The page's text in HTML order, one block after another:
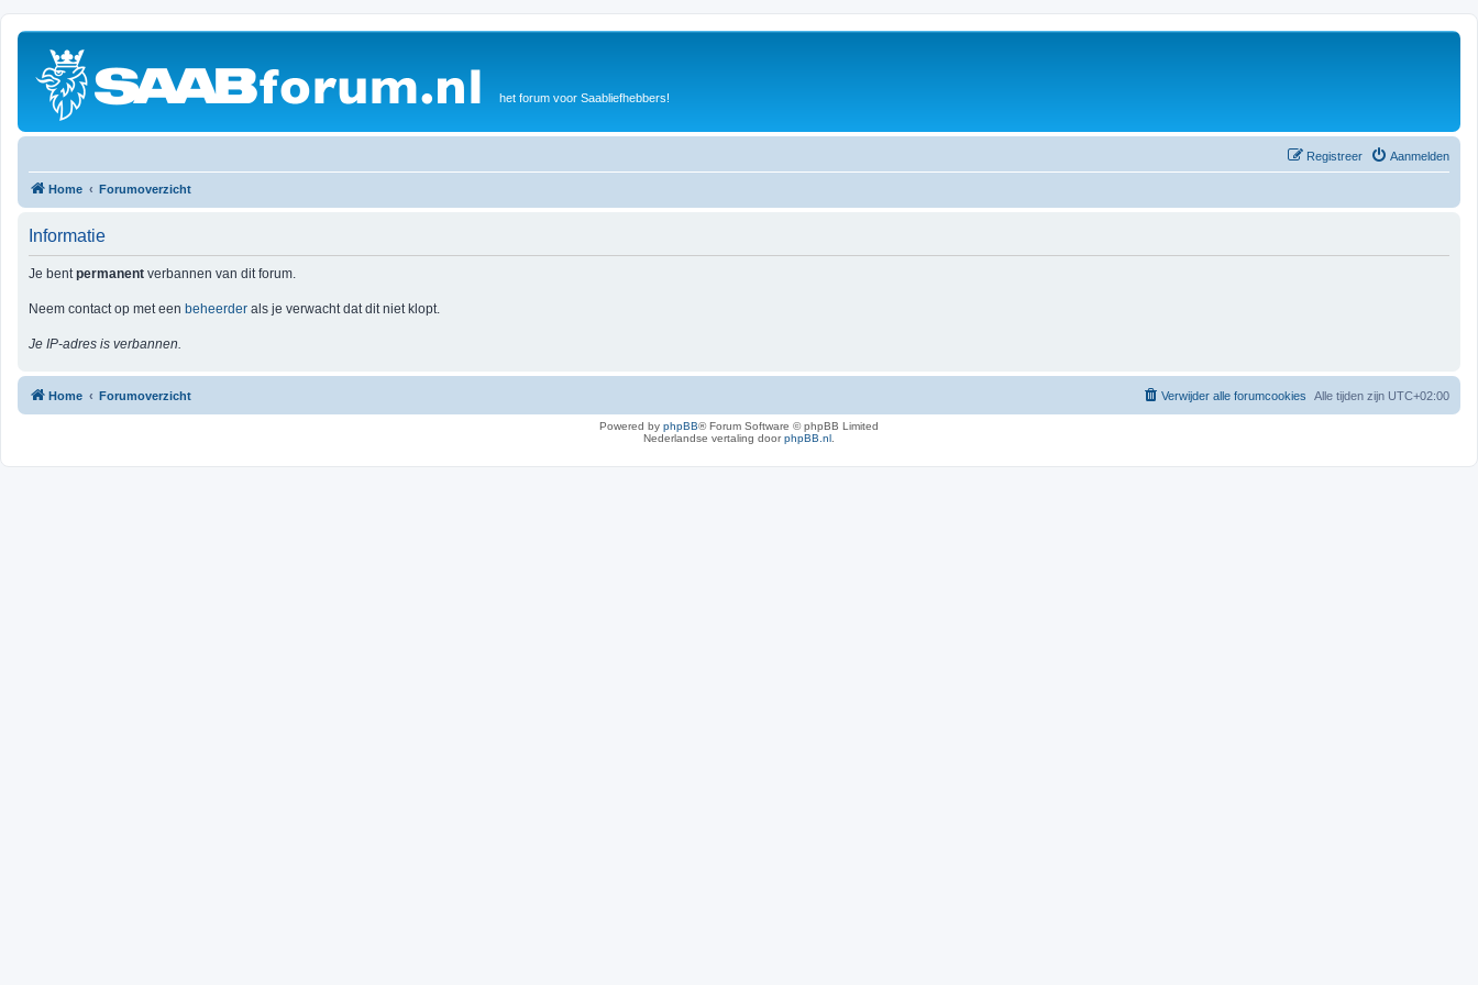
het forum voor Saabliefhebbers!
Aanmelden
Registreer
Home Forumoverzicht
Informatie
Je bentpermanent verbannen van dit forum.
Neem contact op met een beheerder als je verwacht dat dit niet klopt.
Je IP-adres is verbannen.
Home Forumoverzicht Alle tijden zijn UTC+02:00
Verwijder alle forumcookies
Powered by phpBB® Forum Software © phpBB Limited
Nederlandse vertaling doorphpBB.nl